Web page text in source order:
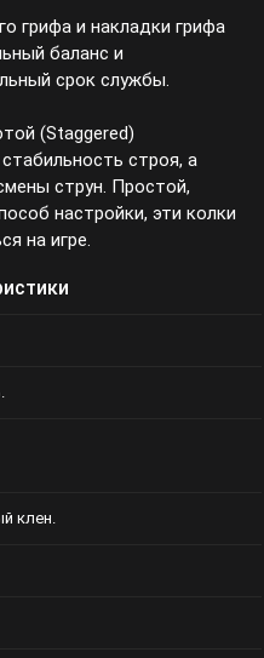
грифа и накладки грифа
баланс и
срок службы.
(Staggered)
строя, а
струн. Простой,
настройки, эти колки
на игре.
клен.